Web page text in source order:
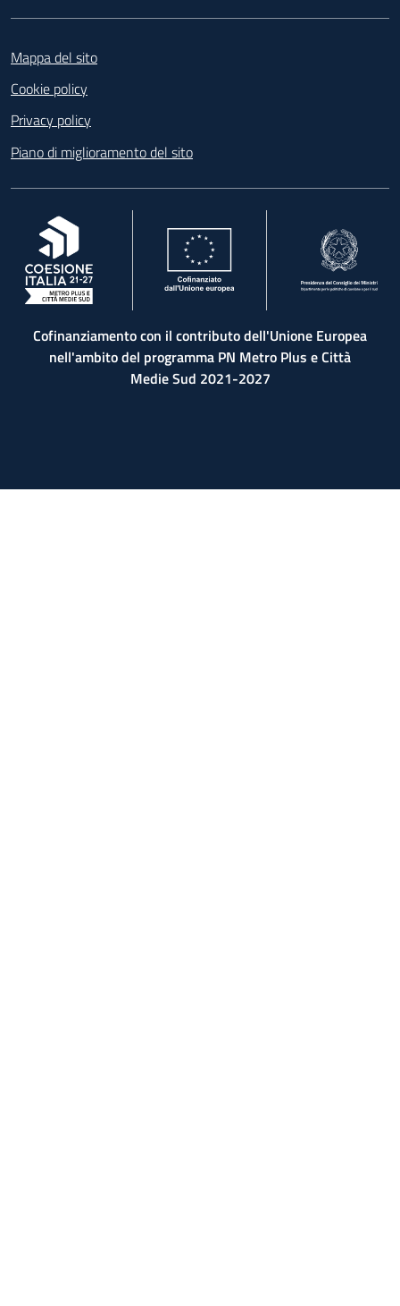
Mappa del sito
Cookie policy
Privacy policy
Piano di miglioramento del sito
, apre in una nuova scheda
Cofinanziamento con il contributo dell'Unione Europea
nell'ambito del programma PN Metro Plus e Città
Medie Sud 2021-2027